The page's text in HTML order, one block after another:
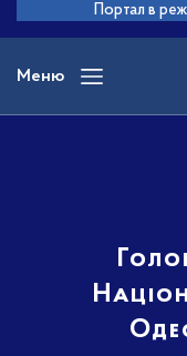
основного
вмісту
Портал в
Меню